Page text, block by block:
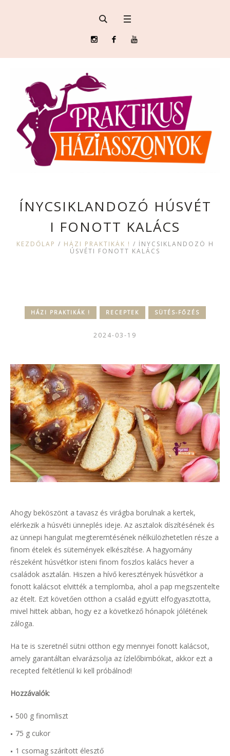
ÍNYCSIKLANDOZÓ HÚSVÉT
I FONOTT KALÁCS
KEZDŐLAP / HÁZI PRAKTIKÁK ! / ÍNYCSIKLANDOZÓ H
ÚSVÉTI FONOTT KALÁCS
HÁZI PRAKTIKÁK ! RECEPTEK SÜTÉS-FŐZÉS
2024-03-19
Ahogy beköszönt a tavasz és virágba borulnak a kertek,
elérkezik a húsvéti ünneplés ideje. Az asztalok díszítésének és
az ünnepi hangulat megteremtésének nélkülözhetetlen része a
finom ételek és sütemények elkészítése. A hagyomány
részeként húsvétkor isteni finom foszlos kalács hever a
családok asztalán. Hiszen a hívő keresztények húsvétkor a
fonott kalácsot elvitték a templomba, ahol a pap megszentelte
az ételt. Ezt követően otthon a család együtt elfogyasztotta,
mivel hittek abban, hogy ez a következő hónapok jólétének
záloga.
Ha te is szeretnél sütni otthon egy mennyei fonott kalácsot,
amely garantáltan elvarázsolja az ízlelőbimbókat, akkor ezt a
recepted feltétlenül ki kell próbálnod!
Hozzávalók:
500 g finomliszt
75 g cukor
1 csomag szárított élesztő